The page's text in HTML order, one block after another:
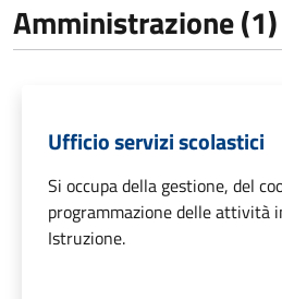
Amministrazione (1)
Ufficio servizi scolastici
Si occupa della gestione, del
programmazione delle attività
Istruzione.